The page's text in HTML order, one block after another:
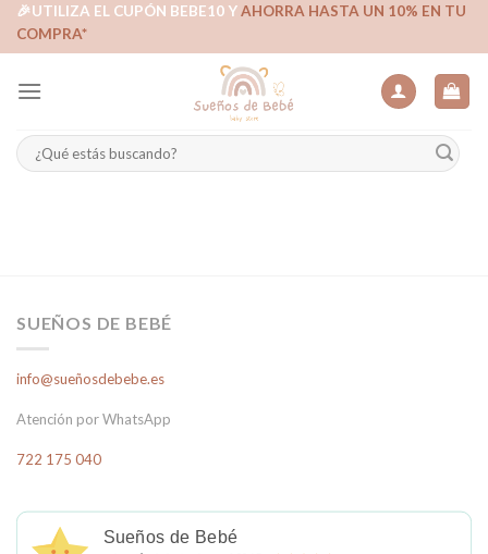
Skip🎉UTILIZA EL CUPÓN BEBE10 YAHORRA HASTA UN 10% EN TU
COMPRA*
Buscar
por:
SUEÑOS DE BEBÉ
info@sueñosdebebe.es
Atención por WhatsApp
722 175 040
Sueños de Bebé